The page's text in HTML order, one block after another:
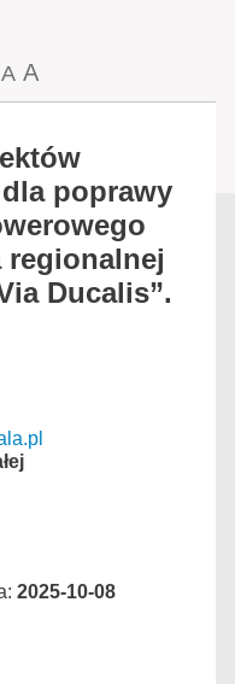
A A
poprawy
regionalnej
Ducalis”.
2025-10-08